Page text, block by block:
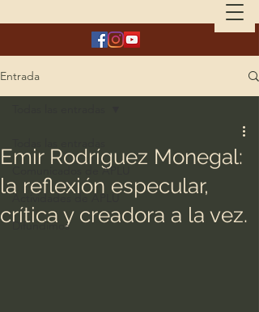
Entrada
Comunicados de APLU
Actividades de APLU
Difundimos
Emir Rodríguez Monegal:
la reflexión especular,
crítica y creadora a la vez.